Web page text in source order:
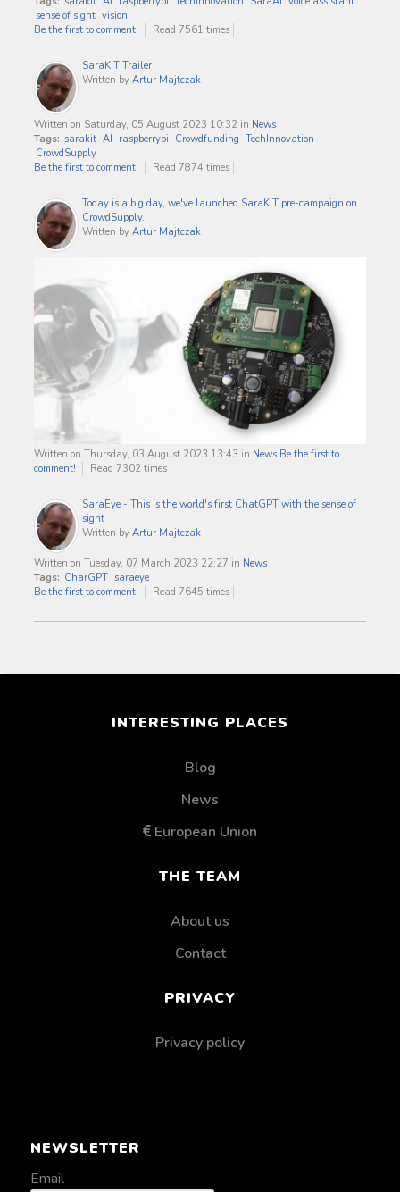
sense of sight vision
Be the first to comment!
Read 7561 times
SaraKIT Trailer
Written by Artur Majtczak
Written on Saturday, 05 August 2023 10:32 in News
Tags: sarakit AI raspberrypi Crowdfunding TechInnovation
CrowdSupply
Be the first to comment!
Read 7874 times
Today is a big day, we've launched SaraKIT pre-campaign on
CrowdSupply.
Written by Artur Majtczak
Written on Thursday, 03 August 2023 13:43 in News Be the first to
comment!
Read 7302 times
SaraEye - This is the world's first ChatGPT with the sense of
sight
Written by Artur Majtczak
Written on Tuesday, 07 March 2023 22:27 in News
Tags: CharGPT saraeye
Be the first to comment!
Read 7645 times
INTERESTING PLACES
Blog
News
European Union
THE TEAM
About us
Contact
PRIVACY
Privacy policy
NEWSLETTER
Email